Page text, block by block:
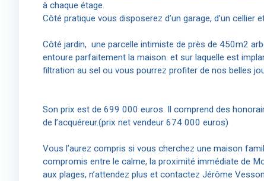
à chaque étage.
Côté pratique vous disposerez d’un garage, d’un cellier
Côté jardin, une parcelle intimiste de près de 450m2
entoure parfaitement la maison. et sur laquelle est
filtration au sel ou vous pourrez profiter de nos belles
Son prix est de 699 000 euros. Il comprend des
de l’acquéreur.(prix net vendeur 674 000 euros)
Vous l’aurez compris si vous cherchez une maison
compromis entre le calme, la proximité immédiate de
aux plages, n’attendez plus et contactez Jérôme